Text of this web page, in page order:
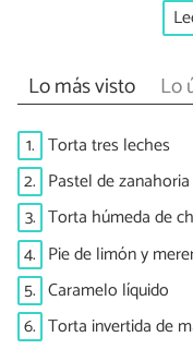
Lo más visto Lo
1. Torta tres leches
2. Pastel de
3. Torta húmeda de
4. Pie de limón y
5. Caramelo líquido
6. Torta invertida de